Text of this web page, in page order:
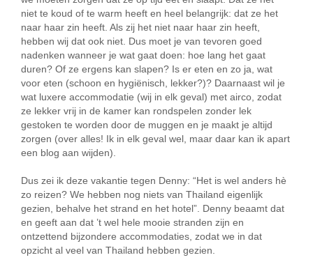
niet te koud of te warm heeft en heel belangrijk: dat ze het
naar haar zin heeft. Als zij het niet naar haar zin heeft,
hebben wij dat ook niet. Dus moet je van tevoren goed
nadenken wanneer je wat gaat doen: hoe lang het gaat
duren? Of ze ergens kan slapen? Is er eten en zo ja, wat
voor eten (schoon en hygiënisch, lekker?)? Daarnaast wil je
wat luxere accommodatie (wij in elk geval) met airco, zodat
ze lekker vrij in de kamer kan rondspelen zonder lek
gestoken te worden door de muggen en je maakt je altijd
zorgen (over alles! Ik in elk geval wel, maar daar kan ik apart
een blog aan wijden).
Dus zei ik deze vakantie tegen Denny: “Het is wel anders hè
zo reizen? We hebben nog niets van Thailand eigenlijk
gezien, behalve het strand en het hotel”. Denny beaamt dat
en geeft aan dat ’t wel hele mooie stranden zijn en
ontzettend bijzondere accommodaties, zodat we in dat
opzicht al veel van Thailand hebben gezien.